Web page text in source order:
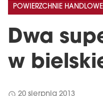
Dwa
w
POWIERZCHNIE
schedule 20 sierpnia 2013